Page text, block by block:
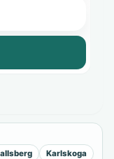
Karlskoga